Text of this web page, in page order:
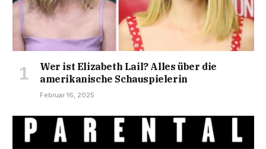
Wer ist Elizabeth Lail? Alles über die
amerikanische Schauspielerin
Februar 16, 2025